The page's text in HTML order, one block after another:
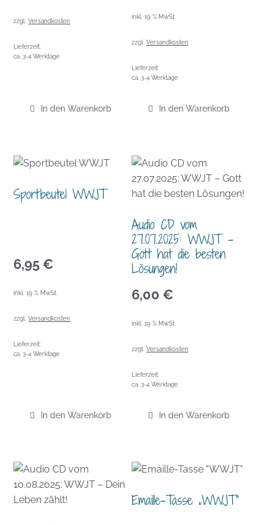
zzgl.Versandkosten
Lieferzeit:
ca. 3-4 Werktage
In den Warenkorb
inkl. 19 % MwSt.
zzgl. Versandkosten
Lieferzeit:
ca. 3-4 Werktage
In den Warenkorb
Sportbeutel WWJT
6,95 €
inkl. 19 % MwSt.
zzgl.Versandkosten
Lieferzeit:
ca. 3-4 Werktage
In den Warenkorb
Audio CD vom
27.07.2025: WWJT –
Gott hat die besten
Lösungen!
6,00 €
inkl. 19 % MwSt.
zzgl. Versandkosten
Lieferzeit:
ca. 3-4 Werktage
In den Warenkorb
Emaille-Tasse „WWJT“